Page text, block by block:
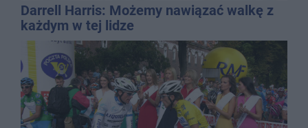
Darrell Harris: Możemy nawiązać walkę z
każdym w tej lidze